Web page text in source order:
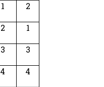
1 2
2 1
3 3
4 4